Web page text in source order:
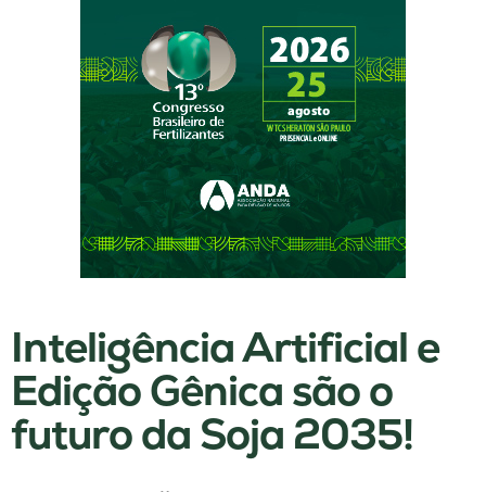
Inteligência Artificial e
Edição Gênica são o
futuro da Soja 2035!